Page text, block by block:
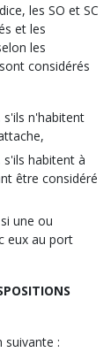
les SO et SC
et les
les
considérés
s'ils n'habitent
habitent à
être considéré
une ou
eux au port
suivante :